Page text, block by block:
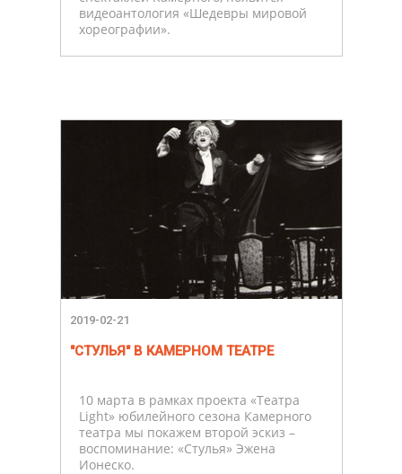
видеоантология «Шедевры мировой
хореографии».
2019-02-21
"СТУЛЬЯ" В КАМЕРНОМ ТЕАТРЕ
10 марта в рамках проекта «Театра
Light» юбилейного сезона Камерного
театра мы покажем второй эскиз –
воспоминание: «Стулья» Эжена
Ионеско.